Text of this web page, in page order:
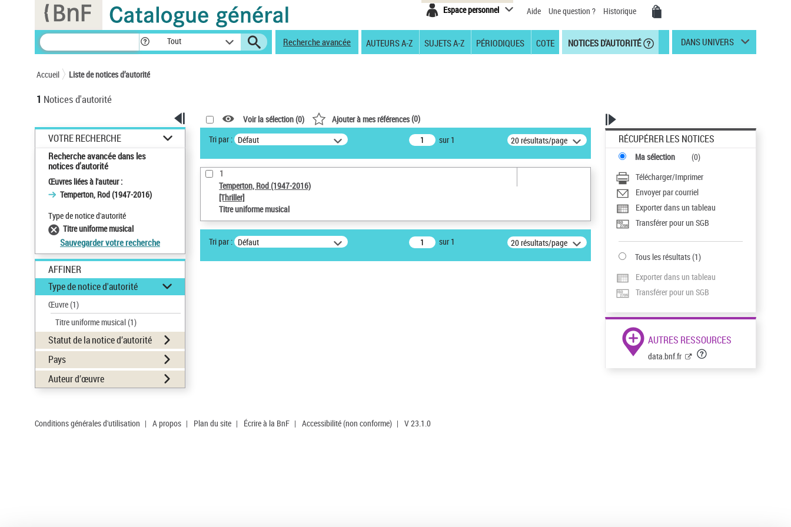
Espace personnel Aide Une question ? Historique
Tout Recherche avancée AUTEURS A-Z SUJETS A-Z PÉRIODIQUES COTE NOTICES D'AUTORITÉ DANS UNIVERS
Accueil Liste de notices d’autorité
1 Notices d'autorité
VOTRE RECHERCHE
Recherche avancée dans les
notices d’autorité
Œuvres liées à l'auteur :
Temperton, Rod (1947-2016)
Type de notice d'autorité
Titre uniforme musical
Sauvegarder votre recherche
AFFINER
Type de notice d'autorité
Œuvre(1)
Titre uniforme musical(1)
Statut de la notice d’autorité
Pays
Auteur d’œuvre
Voir la sélection (0) Ajouter à mes références(0)
Tri par : Défaut sur 1 20 résultats/page
1
Temperton, Rod (1947-2016)
[Thriller]
Titre uniforme musical
Tri par : Défaut sur 1 20 résultats/page
RÉCUPÉRER LES NOTICES
Ma sélection (0)
Télécharger/Imprimer
Envoyer par courriel
Exporter dans un tableau
Transférer pour un SGB
Tous les résultats(1)
Exporter dans un tableau
Transférer pour un SGB
AUTRES RESSOURCES
data.bnf.fr
Conditions générales d'utilisation | A propos | Plan du site | Écrire à la BnF | Accessibilité (non conforme) | V 23.1.0
Panneau de gestion des cookies